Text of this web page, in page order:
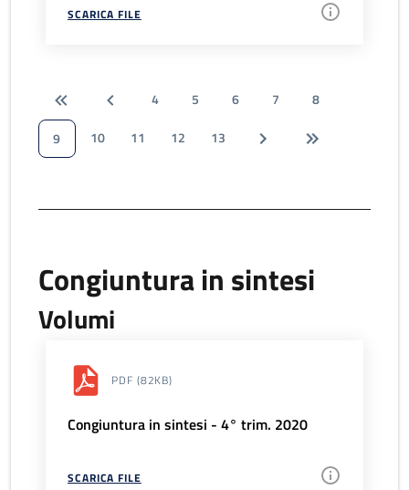
SCARICA FILE
4 5 6 7
8
9
10 11 12 13
Congiuntura in sintesi
Volumi
PDF (82KB)
Congiuntura in sintesi - 4° trim. 2020
SCARICA FILE